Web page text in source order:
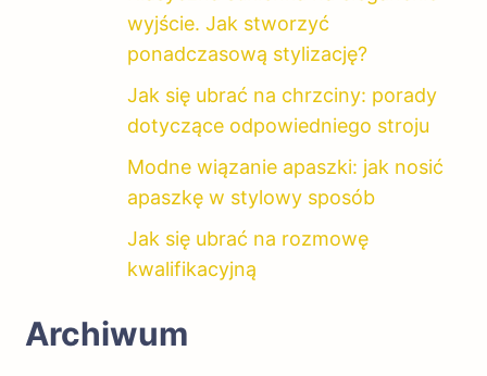
wyjście. Jak stworzyć
ponadczasową stylizację?
Jak się ubrać na chrzciny: porady
dotyczące odpowiedniego stroju
Modne wiązanie apaszki: jak nosić
apaszkę w stylowy sposób
Jak się ubrać na rozmowę
kwalifikacyjną
Archiwum